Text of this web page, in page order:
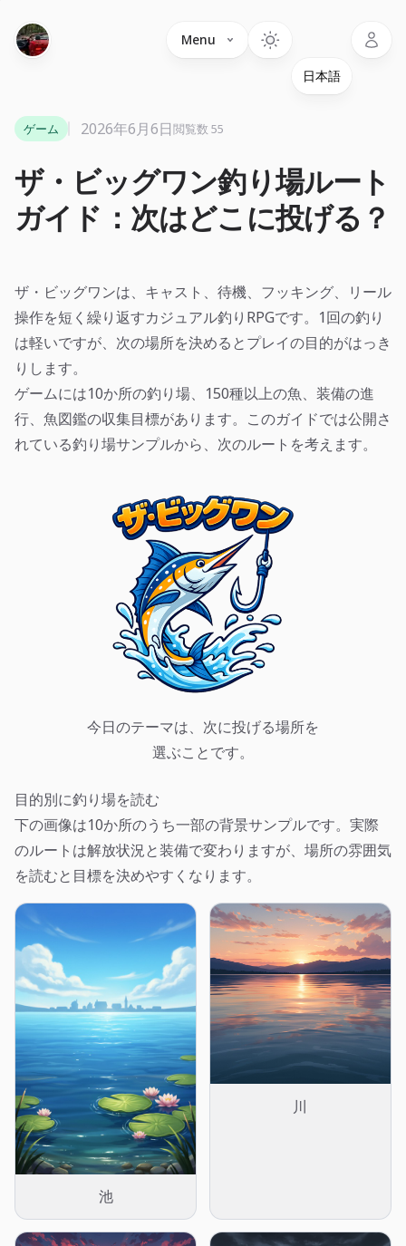
Menu
ザ・ビッグワン釣り場ルート
ガイド：次はどこに投げる？
ゲーム 2026年6月6日閲覧数 55
ザ・ビッグワンは、キャスト、待機、フッキング、リール
操作を短く繰り返すカジュアル釣りRPGです。1回の釣り
は軽いですが、次の場所を決めるとプレイの目的がはっき
りします。
ゲームには10か所の釣り場、150種以上の魚、装備の進
行、魚図鑑の収集目標があります。このガイドでは公開さ
れている釣り場サンプルから、次のルートを考えます。
今日のテーマは、次に投げる場所を
選ぶことです。
目的別に釣り場を読む
下の画像は10か所のうち一部の背景サンプルです。実際
のルートは解放状況と装備で変わりますが、場所の雰囲気
を読むと目標を決めやすくなります。
池
川